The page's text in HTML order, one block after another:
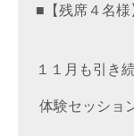
■【残席４名様
１１月も引き
体験セッショ